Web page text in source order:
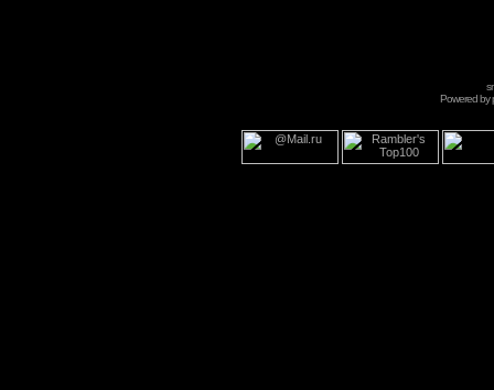
Powered by